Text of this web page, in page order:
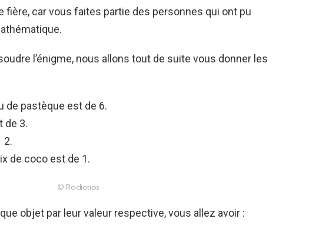
fière, car vous faites partie des personnes qui ont pu
l’énigme, nous allons tout de suite vous donner les
de pastèque est de 6.
de 3.
2.
de coco est de 1.
© Radiotips
objet par leur valeur respective, vous allez avoir :